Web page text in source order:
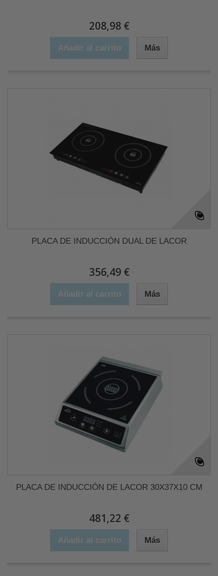
208,98 €
Añadir al carrito Más
PLACA DE INDUCCIÓN DUAL DE LACOR
356,49 €
Añadir al carrito Más
PLACA DE INDUCCIÓN DE LACOR 30X37X10 CM
481,22 €
Añadir al carrito Más